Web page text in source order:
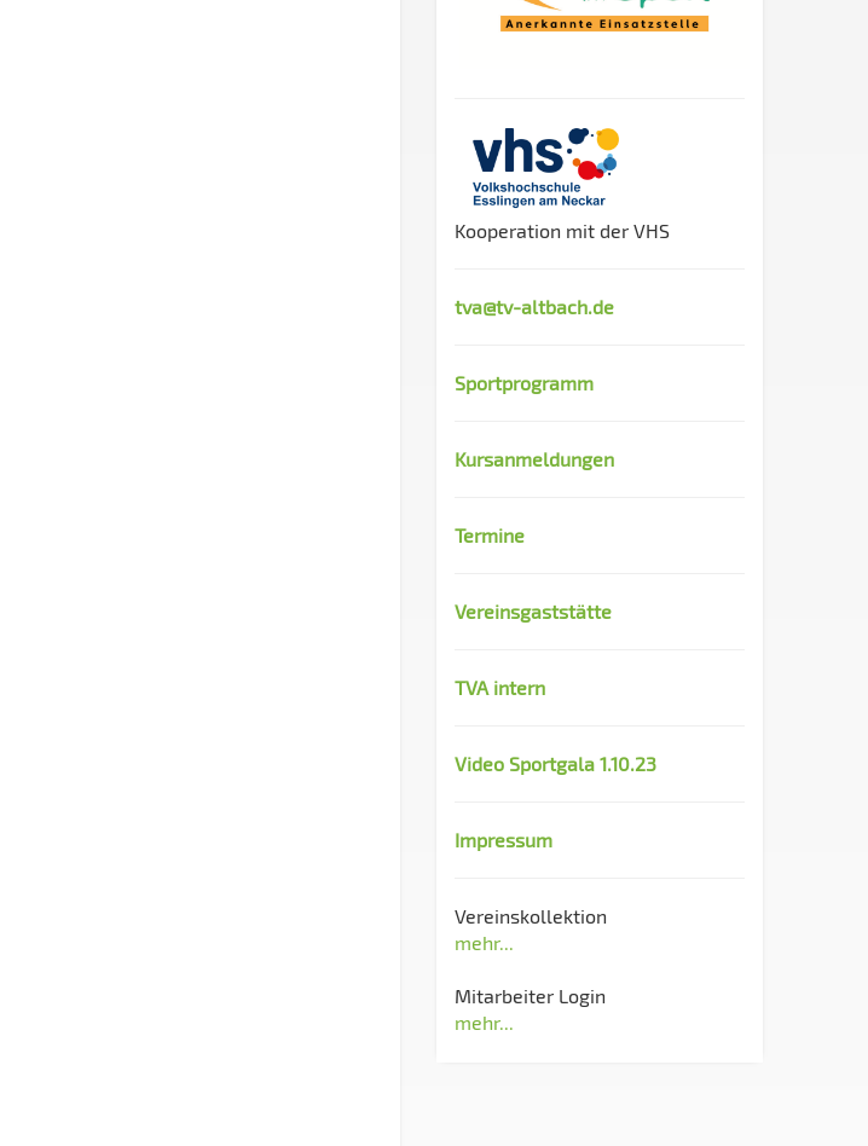
Kooperation mit der VHS
tva@tv-altbach.de
Sportprogramm
Kursanmeldungen
Termine
Vereinsgaststätte
TVA intern
Video Sportgala 1.10.23
Impressum
Vereinskollektion
mehr...
Mitarbeiter Login
mehr...